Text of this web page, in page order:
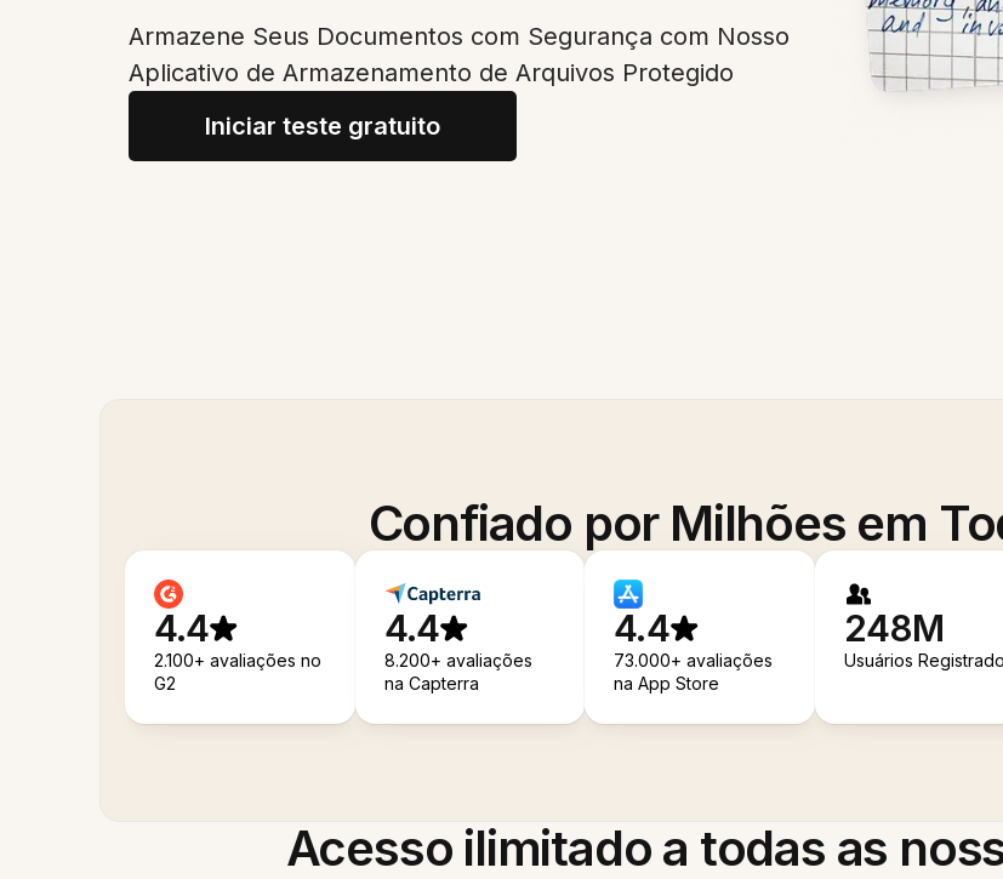
Armazene Seus Documentos com Segurança com Nosso
Aplicativo de Armazenamento de Arquivos Protegido
Iniciar teste gratuito
Confiado por Milhões em
4.4
2.100+ avaliações no
G2
4.4
8.200+ avaliações
na Capterra
4.4
73.000+ avaliações
na App Store
248M
Usuários
Acesso ilimitado a todas as